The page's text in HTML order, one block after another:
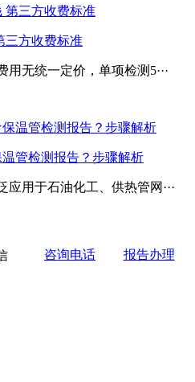
三方收费标准
用无统一定价，单项检测5···
管检测报告？步骤解析
应用于石油化工、供热管网···
咨询电话 报告办理